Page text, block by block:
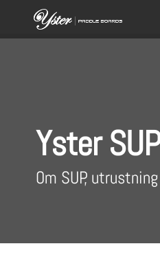
Yster
Om SUP,